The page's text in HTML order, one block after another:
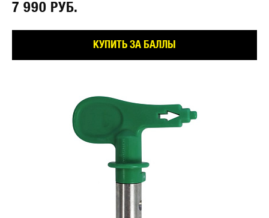
7 990 РУБ.⠀
КУПИТЬ ЗА БАЛЛЫ